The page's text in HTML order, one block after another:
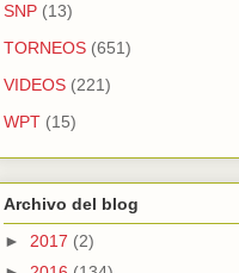
SNP (13)
TORNEOS (651)
VIDEOS (221)
WPT (15)
Archivo del blog
► 2017 (2)